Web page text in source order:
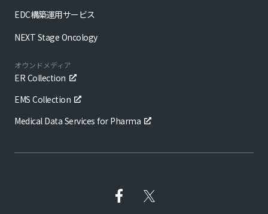
EDC構築運用サービス
NEXT Stage Oncology
オウンドメディア
ER Collection
EMS Collection
Medical Data Services for Pharma